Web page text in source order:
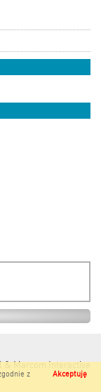
Akceptuję
z
&Marcom Interactive